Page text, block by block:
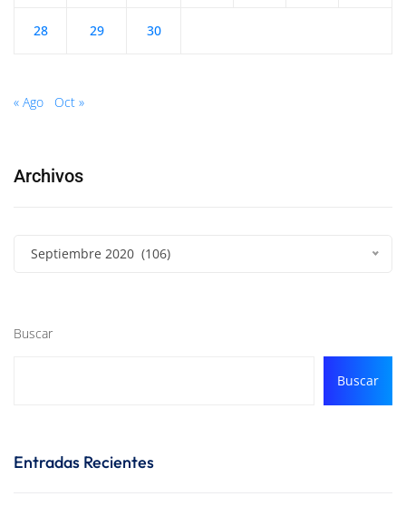
28 29 30
« Ago Oct »
Archivos
Septiembre 2020 (106)
Buscar
Buscar
Entradas Recientes